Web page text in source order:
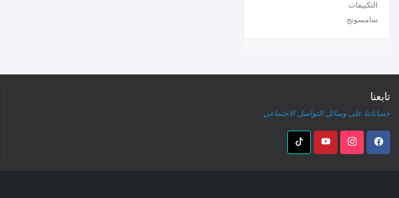
التكييفات
سامسونج
تابعنا
حساباتنا على وسائل التواصل الاجتماعي